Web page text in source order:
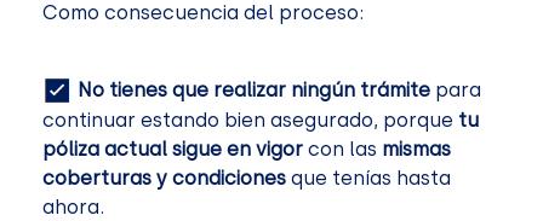
Como consecuencia del proceso:
No tienes que realizar ningún trámite para
continuar estando bien asegurado, porque tu
póliza actual sigue en vigor con las mismas
coberturas y condiciones que tenías hasta
ahora.